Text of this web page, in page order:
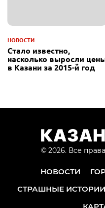
НОВОСТИ
Стало известно,
насколько выросли
в Казани за 2015-й год
© 2026. Все
НОВОСТИ
СТРАШНЫЕ